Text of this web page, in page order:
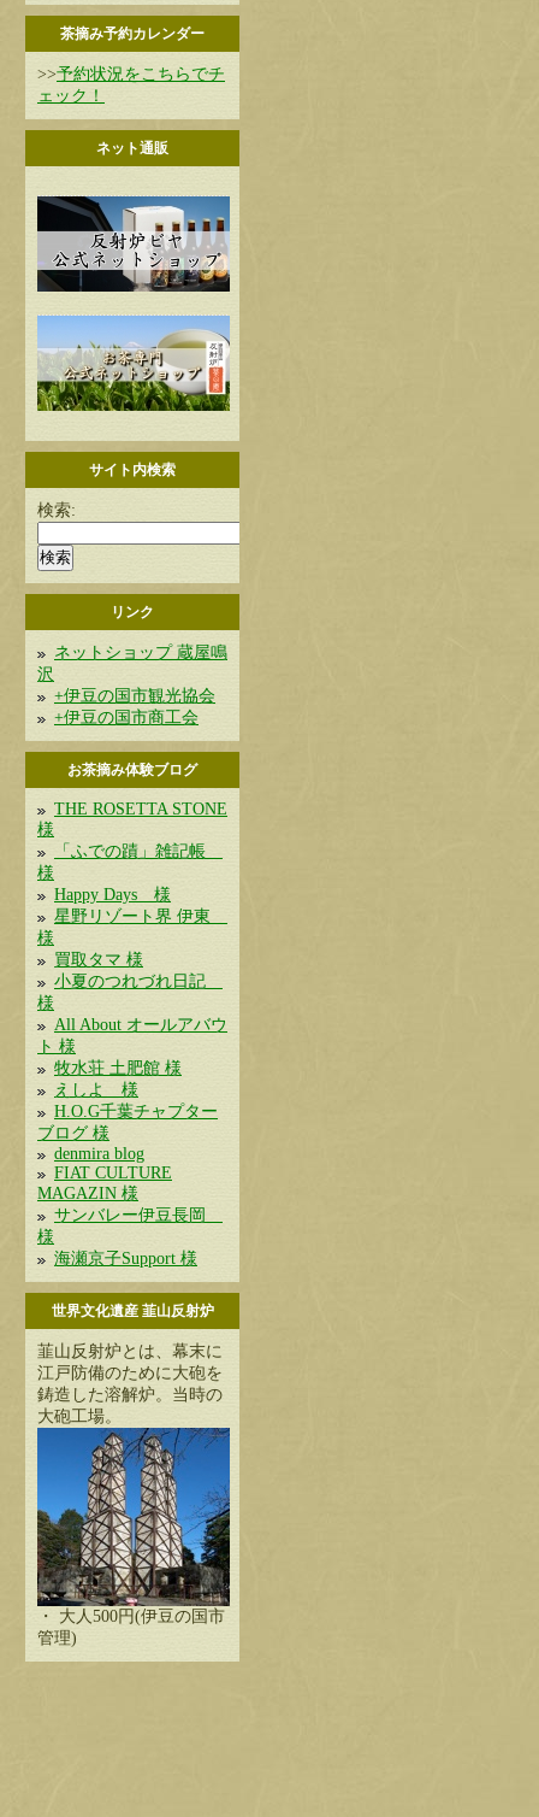
茶摘み予約カレンダー
>>予約状況をこちらでチ
ェック！
ネット通販
サイト内検索
検索:
リンク
ネットショップ 蔵屋鳴
沢
+伊豆の国市観光協会
+伊豆の国市商工会
お茶摘み体験ブログ
THE ROSETTA STONE
様
「ふでの蹟」雑記帳
様
Happy Days 様
星野リゾート界 伊東
様
買取タマ 様
小夏のつれづれ日記
様
All About オールアバウ
ト 様
牧水荘 土肥館 様
えしよ 様
H.O.G千葉チャプター
ブログ 様
denmira blog
FIAT CULTURE
MAGAZIN 様
サンバレー伊豆長岡
様
海瀬京子Support 様
世界文化遺産 韮山反射炉
韮山反射炉とは、幕末に
江戸防備のために大砲を
鋳造した溶解炉。当時の
大砲工場。
・ 大人500円(伊豆の国市
管理)